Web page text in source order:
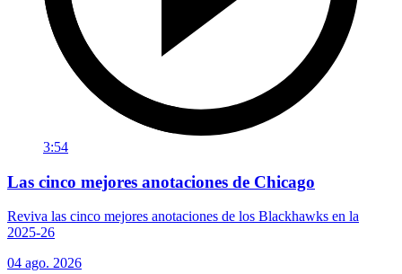
3:54
Las cinco mejores anotaciones de Chicago
Reviva las cinco mejores anotaciones de los Blackhawks en la
2025-26
04 ago. 2026